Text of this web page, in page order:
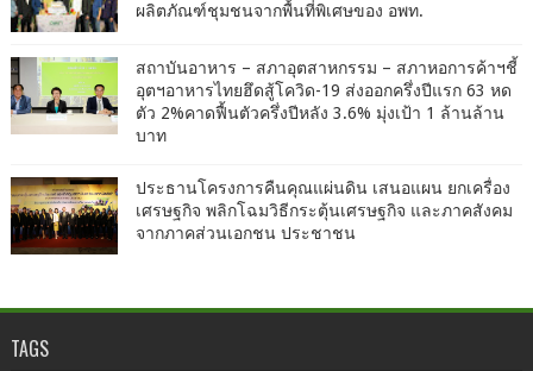
ผลิตภัณฑ์ชุมชนจากพื้นที่พิเศษของ อพท.
สถาบันอาหาร – สภาอุตสาหกรรม – สภาหอการค้าฯชี้
อุตฯอาหารไทยฮึดสู้โควิด-19 ส่งออกครึ่งปีแรก 63 หด
ตัว 2%คาดฟื้นตัวครึ่งปีหลัง 3.6% มุ่งเป้า 1 ล้านล้าน
บาท
ประธานโครงการคืนคุณแผ่นดิน เสนอแผน ยกเครื่อง
เศรษฐกิจ พลิกโฉมวิธีกระตุ้นเศรษฐกิจ และภาคสังคม
จากภาคส่วนเอกชน ประชาชน
TAGS